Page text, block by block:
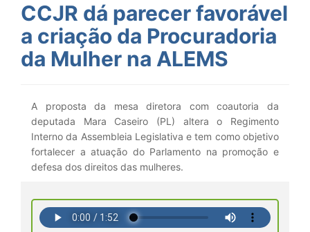
CCJR dá parecer favorável
a criação da Procuradoria
da Mulher na ALEMS
A proposta da mesa diretora com coautoria da
deputada Mara Caseiro (PL) altera o Regimento
Interno da Assembleia Legislativa e tem como objetivo
fortalecer a atuação do Parlamento na promoção e
defesa dos direitos das mulheres.